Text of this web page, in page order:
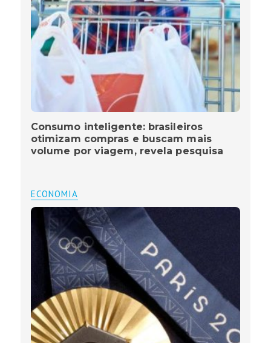
Consumo inteligente: brasileiros
otimizam compras e buscam mais
volume por viagem, revela pesquisa
ECONOMIA